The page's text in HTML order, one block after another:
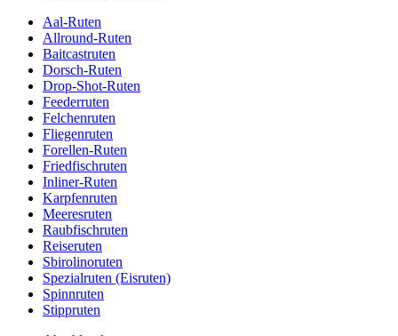
Aal-Ruten
Allround-Ruten
Baitcastruten
Dorsch-Ruten
Drop-Shot-Ruten
Feederruten
Felchenruten
Fliegenruten
Forellen-Ruten
Friedfischruten
Inliner-Ruten
Karpfenruten
Meeresruten
Raubfischruten
Reiseruten
Sbirolinoruten
Spezialruten (Eisruten)
Spinnruten
Stippruten